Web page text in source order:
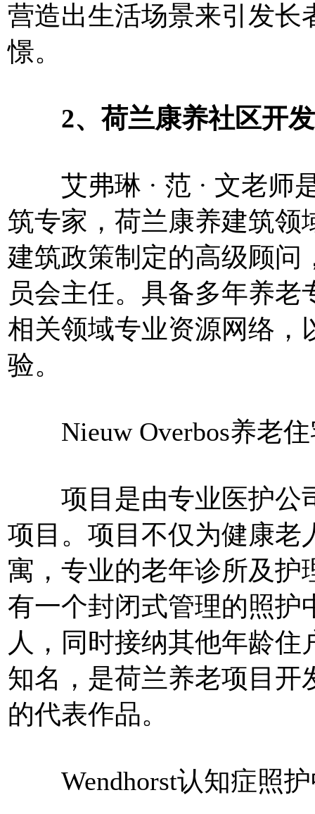
营造出生活场景来引发长
憬。
2、荷兰康养社区开发
艾弗琳 · 范 · 文老师
筑专家，荷兰康养建筑领
建筑政策制定的高级顾问
员会主任。具备多年养
相关领域专业资源网络，
验。
Nieuw Overbos养老住
项目是由专业医护公
项目。项目不仅为健康老
寓，专业的老年诊所及护
有一个封闭式管理的照护
人，同时接纳其他年龄
知名，是荷兰养老项目开
的代表作品。
Wendhorst认知症照护